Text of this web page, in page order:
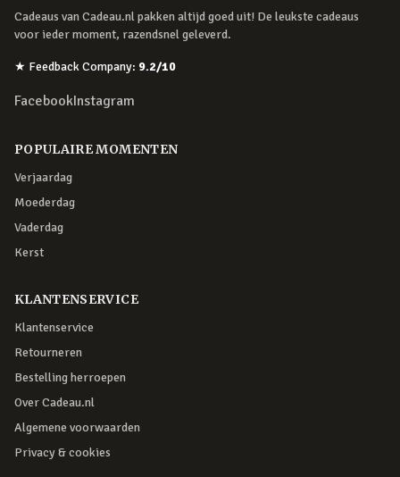
Cadeaus van Cadeau.nl pakken altijd goed uit! De leukste cadeaus
voor ieder moment, razendsnel geleverd.
★ Feedback Company: 9.2/10
FacebookInstagram
POPULAIRE MOMENTEN
Verjaardag
Moederdag
Vaderdag
Kerst
KLANTENSERVICE
Klantenservice
Retourneren
Bestelling herroepen
Over Cadeau.nl
Algemene voorwaarden
Privacy & cookies